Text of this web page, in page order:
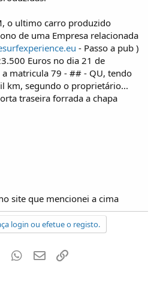
o ultimo carro produzido
de uma Empresa relacionada
- Passo a pub )
Euros no dia 21 de
matricula 79 - ## - QU, tendo
km, segundo o proprietário...
traseira forrada a chapa
site que mencionei a cima
login ou efetue o registo.
PinterestWhatsapp
Email